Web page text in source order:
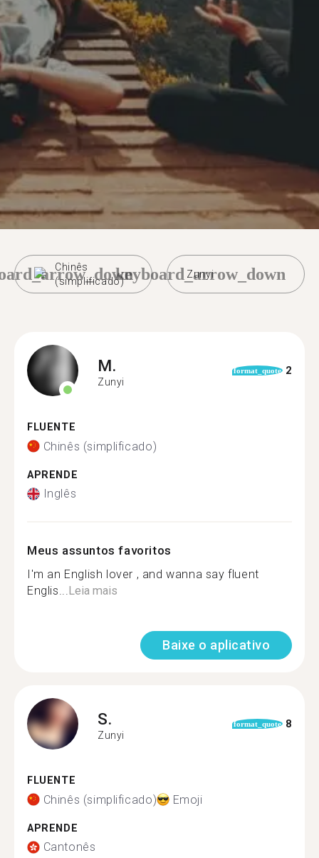
Chinês
(simplificado)
Zunyi
keyboard_arrow_down
M.
Zunyi
format_quote 2
FLUENTE
Chinês (simplificado)
APRENDE
Inglês
Meus assuntos favoritos
I'm an English lover , and wanna say fluent
Englis...Leia mais
Baixe o aplicativo
S.
Zunyi
format_quote 8
FLUENTE
Chinês (simplificado) Emoji
APRENDE
Cantonês